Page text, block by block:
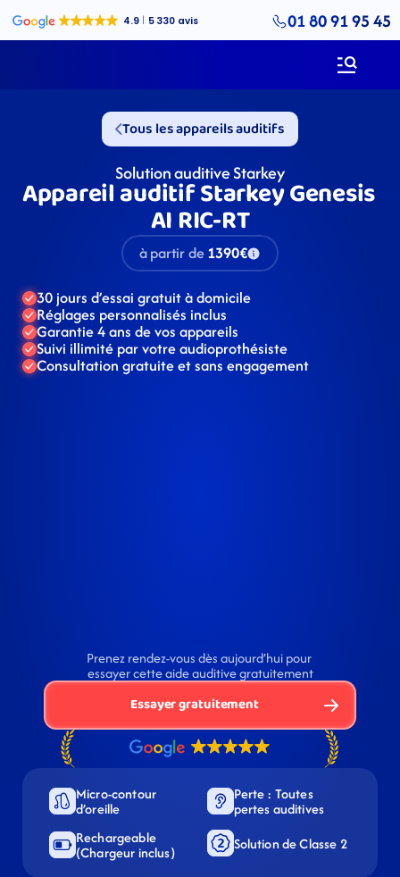
01 80 91 95 45
Tous les appareils auditifs
Solution auditive Starkey
Appareil auditif Starkey Genesis
AI RIC-RT
à partir de1390€
30 jours d’essai gratuit à domicile
Réglages personnalisés inclus
Garantie 4 ans de vos appareils
Suivi illimité par votre audioprothésiste
Consultation gratuite et sans engagement
Prenez rendez-vous dès aujourd’hui pour
essayer cette aide auditive gratuitement
Essayer gratuitement
Micro-contour
d’oreille
Perte : Toutes
pertes auditives
Rechargeable
(Chargeur inclus)
Solution de Classe 2